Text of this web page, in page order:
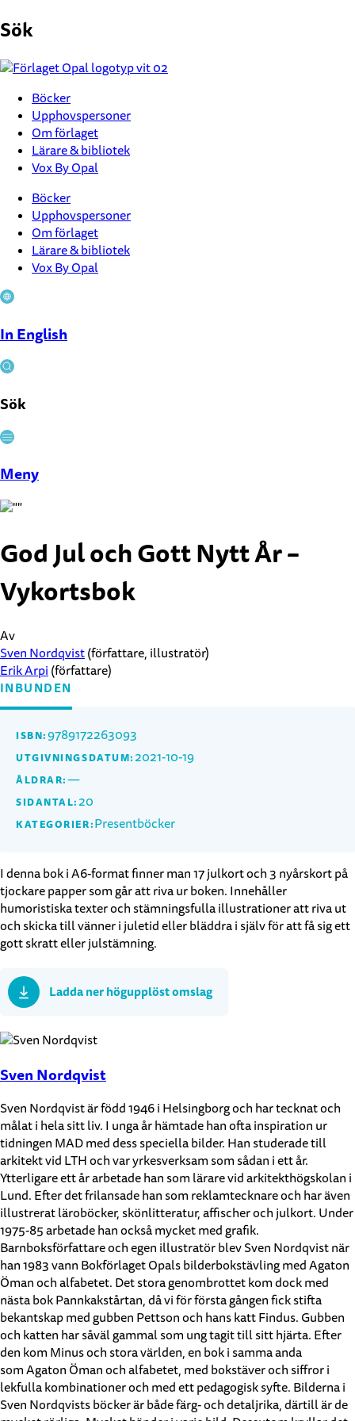
till
Sök
Böcker
Upphovspersoner
Om förlaget
Lärare & bibliotek
Vox By Opal
Böcker
Upphovspersoner
Om förlaget
Lärare & bibliotek
Vox By Opal
In English
Sök
Stäng
Meny
God Jul och Gott Nytt År –
Vykortsbok
Av
Sven Nordqvist(författare, illustratör)
Erik Arpi (författare)
INBUNDEN
ISBN:9789172263093
UTGIVNINGSDATUM: 2021-10-19
ÅLDRAR:—
SIDANTAL: 20
KATEGORIER:Presentböcker
I denna bok i A6-format finner man 17 julkort och 3 nyårskort på
tjockare papper som går att riva ur boken. Innehåller
humoristiska texter och stämningsfulla illustrationer att riva ut
och skicka till vänner i juletid eller bläddra i själv för att få sig ett
gott skratt eller julstämning.
Ladda ner högupplöst omslag
Sven Nordqvist
Sven Nordqvist är född 1946 i Helsingborg och har tecknat och
målat i hela sitt liv. I unga år hämtade han ofta inspiration ur
tidningen MAD med dess speciella bilder. Han studerade till
arkitekt vid LTH och var yrkesverksam som sådan i ett år.
Ytterligare ett år arbetade han som lärare vid arkitekthögskolan i
Lund. Efter det frilansade han som reklamtecknare och har även
illustrerat läroböcker, skönlitteratur, affischer och julkort. Under
1975-85 arbetade han också mycket med grafik.
Barnboksförfattare och egen illustratör blev Sven Nordqvist när
han 1983 vann Bokförlaget Opals bilderbokstävling med Agaton
Öman och alfabetet. Det stora genombrottet kom dock med
nästa bok Pannkakstårtan, då vi för första gången fick stifta
bekantskap med gubben Pettson och hans katt Findus. Gubben
och katten har såväl gammal som ung tagit till sitt hjärta. Efter
den kom Minus och stora världen, en bok i samma anda
som Agaton Öman och alfabetet, med bokstäver och siffror i
lekfulla kombinationer och med ett pedagogisk syfte. Bilderna i
Sven Nordqvists böcker är både färg- och detaljrika, därtill är de